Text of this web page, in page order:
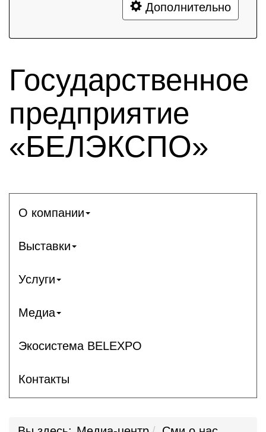
Дополнительно
Государственное
предприятие
«БЕЛЭКСПО»
О компании
Выставки
Услуги
Медиа
Экосистема BELEXPO
Контакты